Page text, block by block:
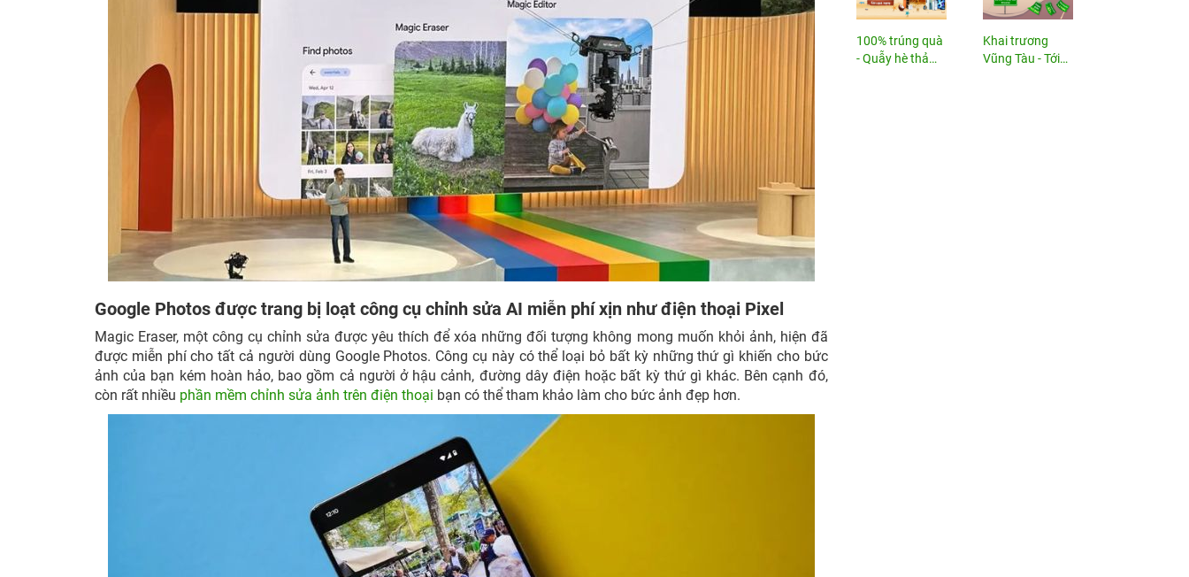
Google Photos được trang bị loạt công cụ chỉnh sửa AI miễn phí xịn như điện thoại Pixel
Magic Eraser, một công cụ chỉnh sửa được yêu thích để xóa những đối tượng không mong muốn khỏi ảnh, hiện đã
được miễn phí cho tất cả người dùng Google Photos. Công cụ này có thể loại bỏ bất kỳ những thứ gì khiến cho bức
ảnh của bạn kém hoàn hảo, bao gồm cả người ở hậu cảnh, đường dây điện hoặc bất kỳ thứ gì khác. Bên cạnh đó,
còn rất nhiều phần mềm chỉnh sửa ảnh trên điện thoại bạn có thể tham khảo làm cho bức ảnh đẹp hơn.
100% trúng quà
- Quẫy hè thả
Khai trương
Vũng Tàu - Tới